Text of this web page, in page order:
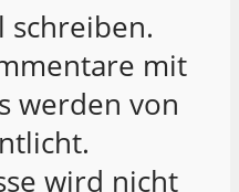
schreiben.
mit
werden von
wird nicht